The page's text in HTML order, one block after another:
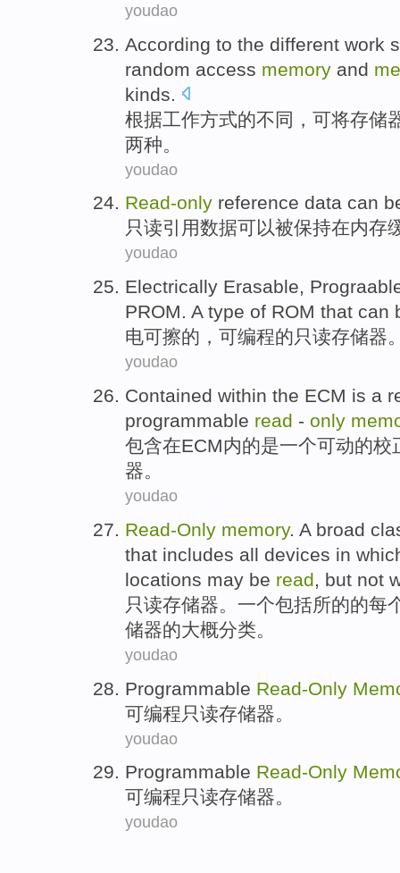
youdao
According to the different work
random access memory and
kinds
根据工作方式的不同 ， 可将存储
两种 。
youdao
Read-only reference data can
只读引用数据可以被保持在内存
youdao
Electrically Erasable,
PROM. Atype of ROM that can
电可擦的，可编程的只读存储器
youdao
Contained within the ECM is a
programmable read - only
包含在ECM内的是一个可动的校
器。
youdao
Read-Only memory. A broad
that includes all devices in
locations may be read, but not
只读存储器。 一个包括所的的每
储器的大概分类。
youdao
Programmable Read-Only
可编程 只读存储器 。
youdao
Programmable Read-Only
可编程只读存储器。
youdao